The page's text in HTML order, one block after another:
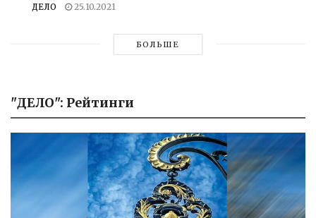
ДЕЛО 25.10.2021
БОЛЬШЕ
"ДЕЛО": Рейтинги